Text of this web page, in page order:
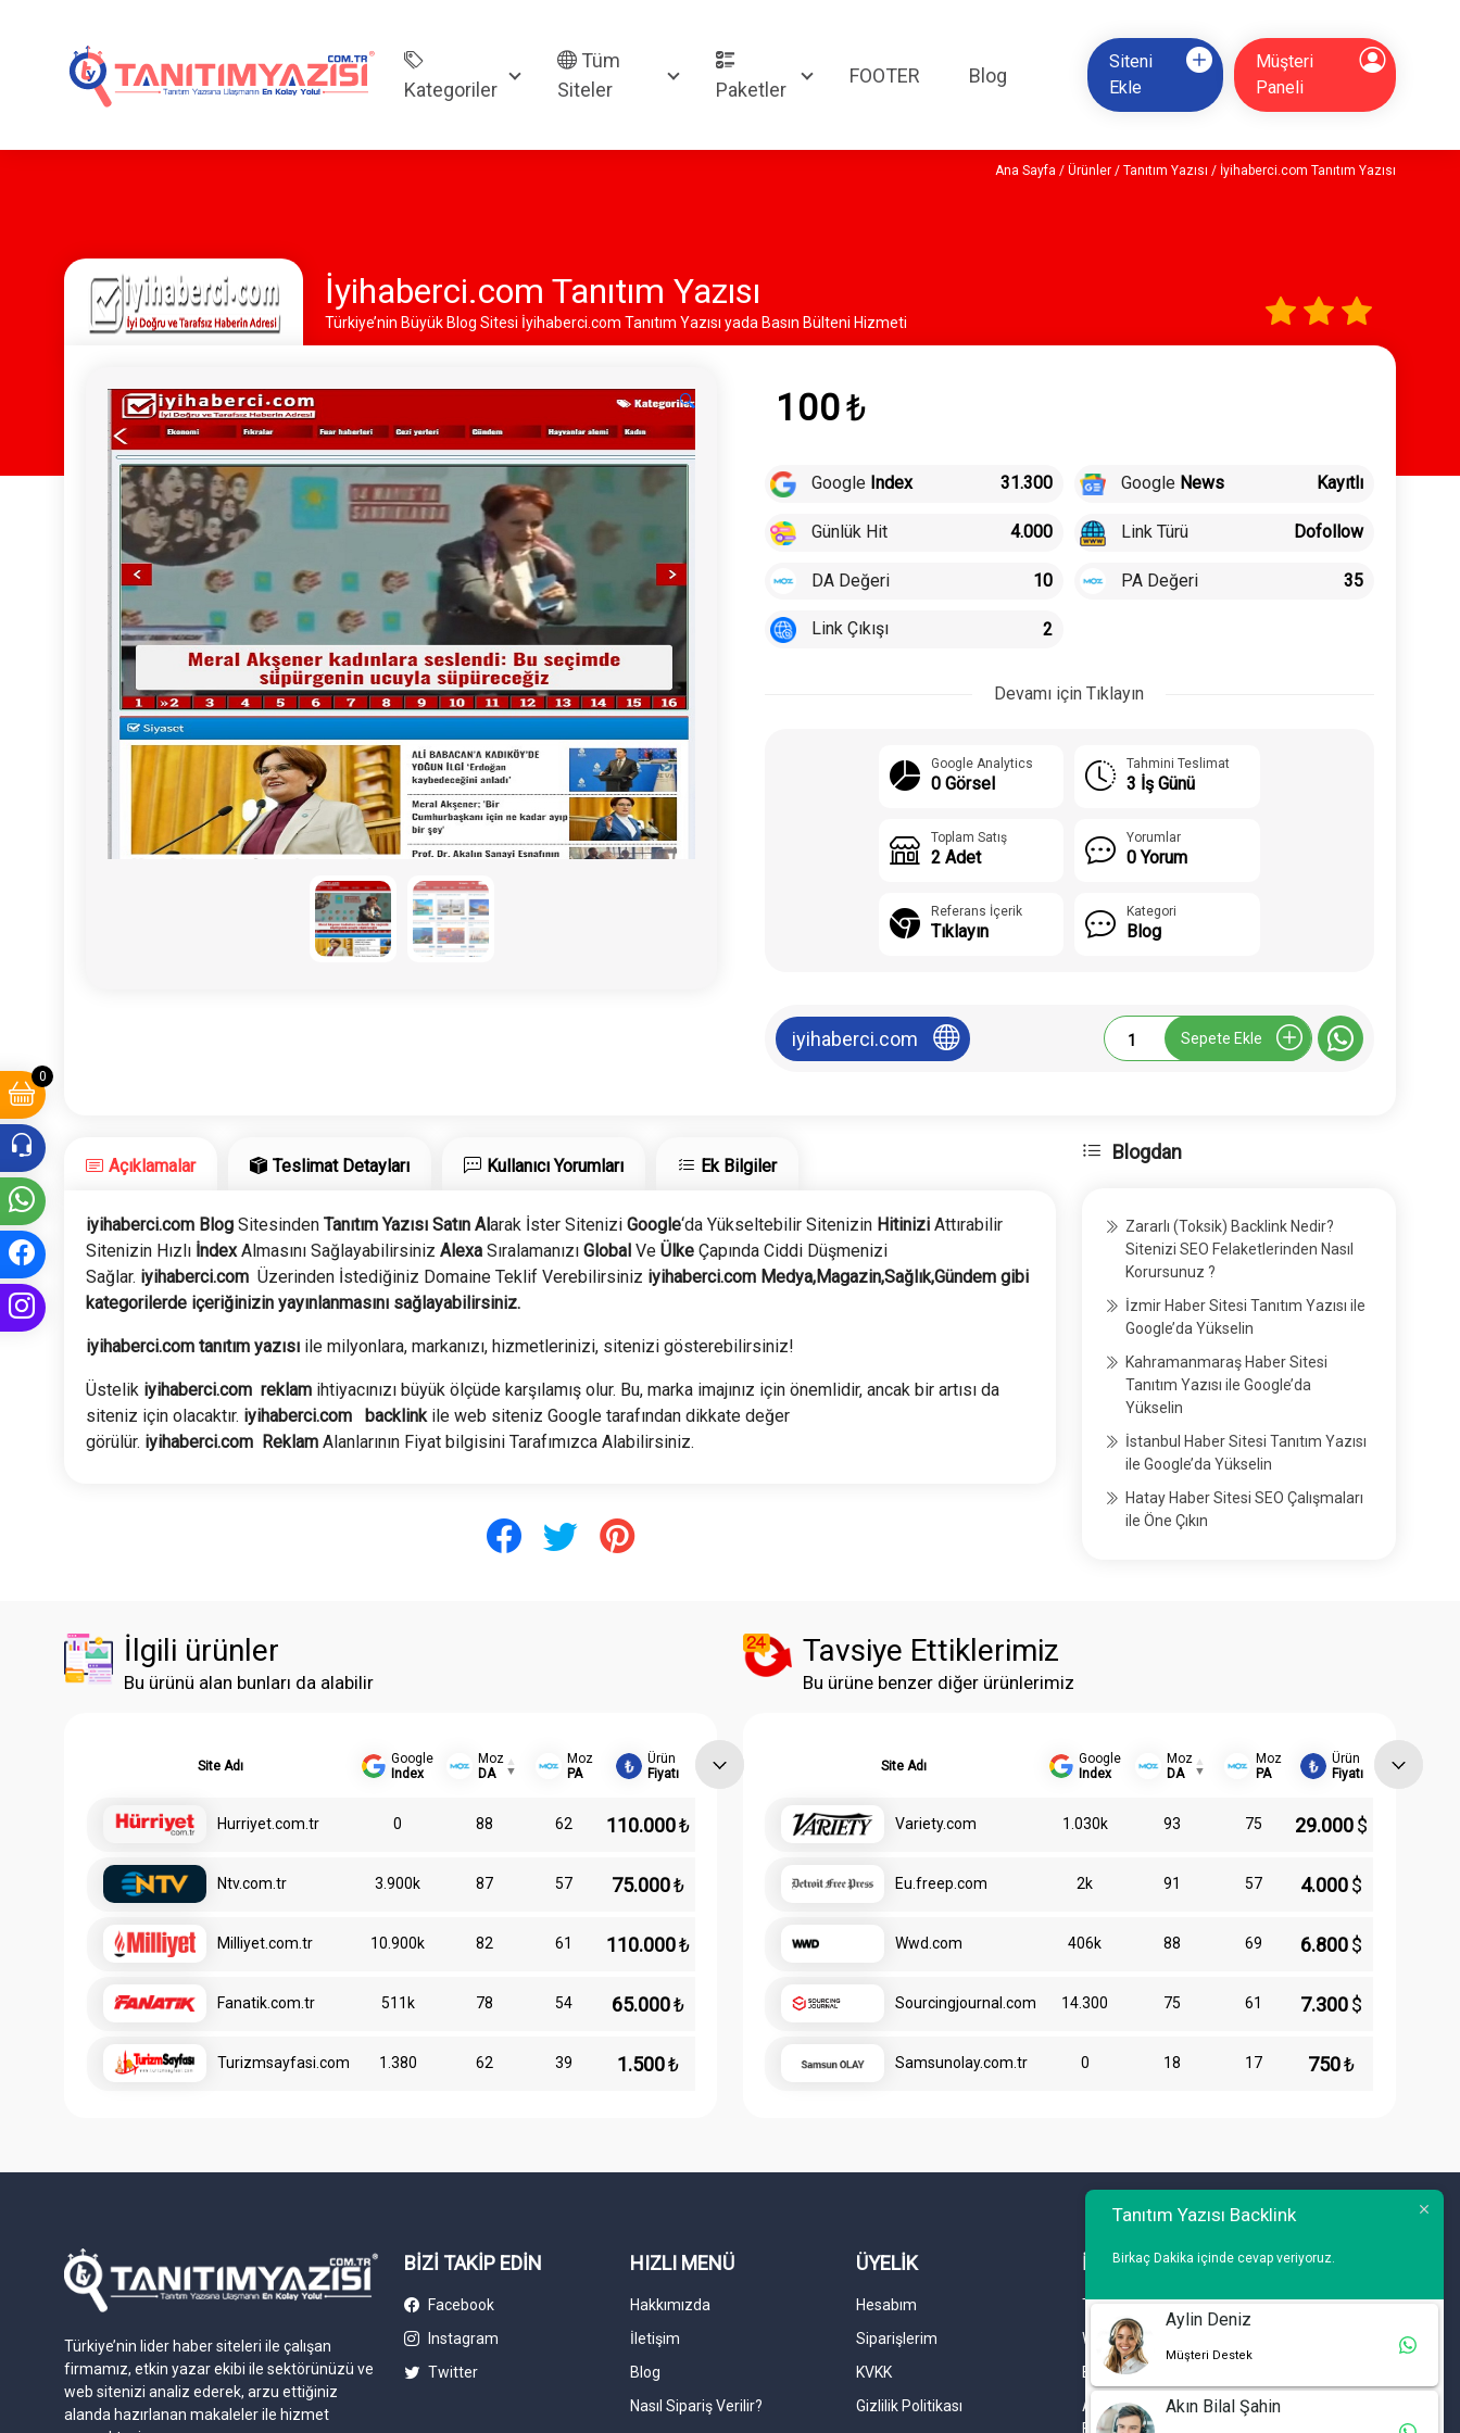
Kategoriler
Tüm
Siteler
Paketler
FOOTER Blog
Siteni
Ekle
Müşteri
Paneli
0
Ana Sayfa / Ürünler/ Tanıtım Yazısı / İyihaberci.com Tanıtım Yazısı
İyihaberci.com Tanıtım Yazısı
Türkiye’nin Büyük Blog Sitesi İyihaberci.com Tanıtım Yazısı yada Basın Bülteni Hizmeti
🔍 100₺
Google Index 31.300 Google News Kayıtlı
Günlük Hit 4.000 Link Türü Dofollow
DA Değeri 10 PA Değeri 35
Link Çıkışı 2
Devamı için Tıklayın
Google Analytics
0 Görsel
Tahmini Teslimat
3 İş Günü
Toplam Satış
2 Adet
Yorumlar
0 Yorum
Referans İçerik
Tıklayın
Kategori
Blog
iyihaberci.com
İyihaberci.com
Tanıtım
Sepete Ekle
Açıklamalar Teslimat Detayları Kullanıcı Yorumları Ek Bilgiler
iyihaberci.com BlogSitesindenTanıtım Yazısı Satın Alarak İster SiteniziGoogle‘da Yükseltebilir Sitenizin Hitinizi Attırabilir
Sitenizin Hızlı İndexAlmasını SağlayabilirsinizAlexa Sıralamanızı Global VeÜlke Çapında Ciddi Düşmenizi
Sağlar. iyihaberci.com Üzerinden İstediğiniz Domaine Teklif Verebilirsiniz iyihaberci.com Medya,Magazin,Sağlık,Gündemgibi
kategorilerde içeriğinizin yayınlanmasını sağlayabilirsiniz.
iyihaberci.com tanıtım yazısı ile milyonlara, markanızı, hizmetlerinizi, sitenizi gösterebilirsiniz!
Üstelik iyihaberci.com reklam ihtiyacınızı büyük ölçüde karşılamış olur. Bu, marka imajınız için önemlidir, ancak bir artısı da
siteniz için olacaktır. iyihaberci.com backlinkile web siteniz Google tarafından dikkate değer
görülür. iyihaberci.com Reklam Alanlarının Fiyat bilgisini Tarafımızca Alabilirsiniz.
Blogdan
Zararlı (Toksik) Backlink Nedir?
Sitenizi SEO Felaketlerinden Nasıl
Korursunuz ?
İzmir Haber Sitesi Tanıtım Yazısı ile
Google’da Yükselin
Kahramanmaraş Haber Sitesi
Tanıtım Yazısı ile Google’da
Yükselin
İstanbul Haber Sitesi Tanıtım Yazısı
ile Google’da Yükselin
Hatay Haber Sitesi SEO Çalışmaları
ile Öne Çıkın
İlgili ürünler
Bu ürünü alan bunları da alabilir
Site Adı
Google
Index
Moz
DA
Moz
PA
Ürün
Fiyatı
Hurriyet.com.tr 0 88 62 110.000₺
Ntv.com.tr 3.900k 87 57 75.000₺
Milliyet.com.tr 10.900k 82 61 110.000₺
Fanatik.com.tr 511k 78 54 65.000₺
Turizmsayfasi.com 1.380 62 39 1.500₺
Tavsiye Ettiklerimiz
Bu ürüne benzer diğer ürünlerimiz
Site Adı
Google
Index
Moz
DA
Moz
PA
Ürün
Fiyatı
Variety.com 1.030k 93 75 29.000$
Eu.freep.com 2k 91 57 4.000$
Wwd.com 406k 88 69 6.800$
Sourcingjournal.com 14.300 75 61 7.300$
Samsunolay.com.tr 0 18 17 750₺
Türkiye’nin lider haber siteleri ile çalışan
firmamız, etkin yazar ekibi ile sektörünüzü ve
web sitenizi analiz ederek, arzu ettiğiniz
alanda hazırlanan makaleler ile hizmet
BİZİ TAKİP EDİN
Facebook
Instagram
Twitter
HIZLI MENÜ
Hakkımızda
İletişim
Blog
Nasıl Sipariş Verilir?
ÜYELİK
Hesabım
Siparişlerim
KVKK
Gizlilik Politikası
İLETİŞİM
Telefon : 0 212 461 75 87
WhatsApp : 0 212 461 75 87
E-mail :info@tanitimyazisi.com.tr
Adres : Merkez Mh. DeğirmenBahçe Cd. A1 A
Blok D : 19 Kat :1 İstwest Rezidans
Tanıtım Yazısı Backlink
Birkaç Dakika içinde cevap veriyoruz.
Aylin Deniz
Müşteri Destek
Akın Bilal Şahin